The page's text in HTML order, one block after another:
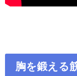
胸を鍛える